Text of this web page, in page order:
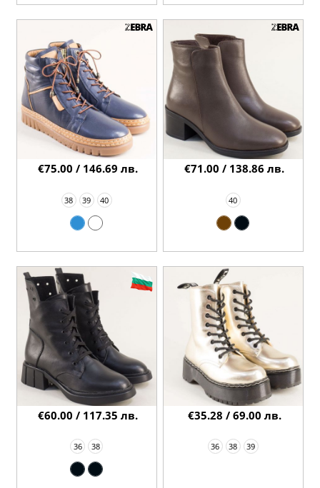
38 39 40
€75.00 / 146.69 лв.
40
€71.00 / 138.86 лв.
36 38
€60.00 / 117.35 лв.
36 38 39
€35.28 / 69.00 лв.